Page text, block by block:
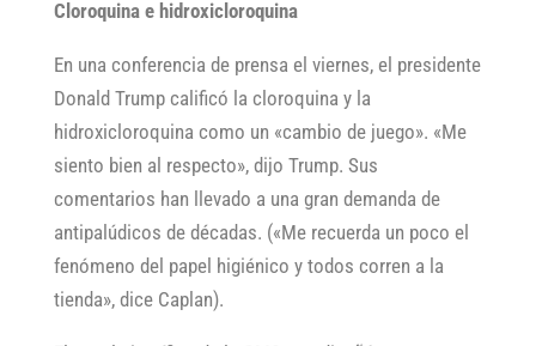
Cloroquina e hidroxicloroquina
En una conferencia de prensa el viernes, el presidente
Donald Trump calificó la cloroquina y la
hidroxicloroquina como un «cambio de juego». «Me
siento bien al respecto», dijo Trump. Sus
comentarios han llevado a una gran demanda de
antipalúdicos de décadas. («Me recuerda un poco el
fenómeno del papel higiénico y todos corren a la
tienda», dice Caplan).